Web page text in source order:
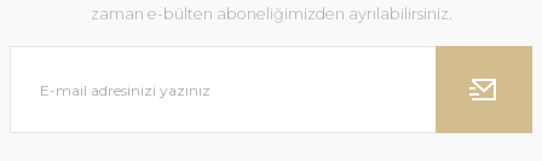
zaman e-bülten aboneliğimizden ayrılabilirsiniz.